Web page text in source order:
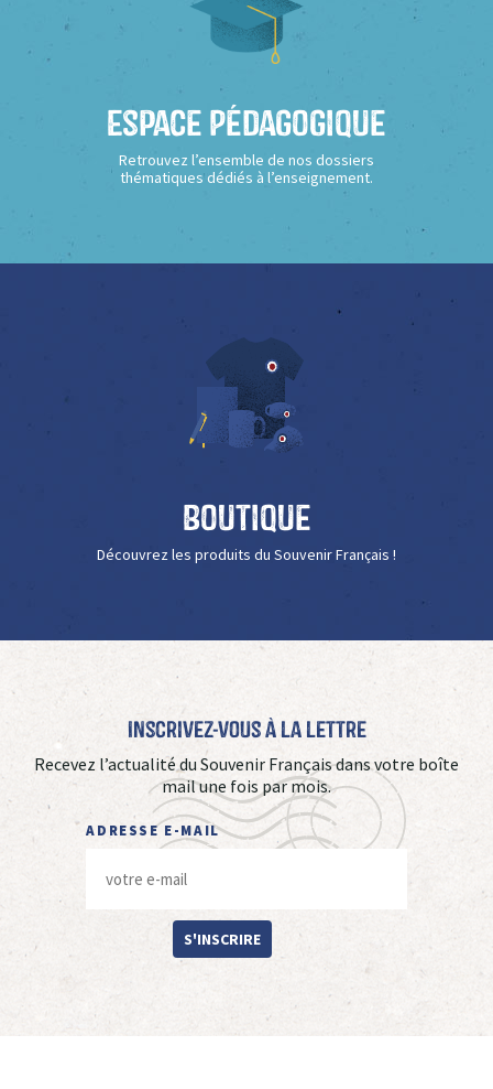
Espace Pédagogique
Retrouvez l’ensemble de nos dossiers
thématiques dédiés à l’enseignement.
Boutique
Découvrez les produits du Souvenir Français !
Inscrivez-vous à La Lettre
Recevez l’actualité du Souvenir Français dans votre boîte
mail une fois par mois.
ADRESSE E-MAIL
S'INSCRIRE